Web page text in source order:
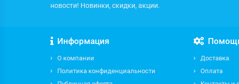
новости! Новинки, скидки, акции.
Информация
О компании
Политика конфиденциальности
Доставка
Оплата